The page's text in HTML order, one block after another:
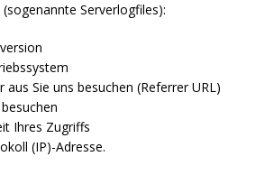
Serverlogfiles):
aus Sie uns besuchen (Referrer URL)
Ihres Zugriffs
(IP)-Adresse.